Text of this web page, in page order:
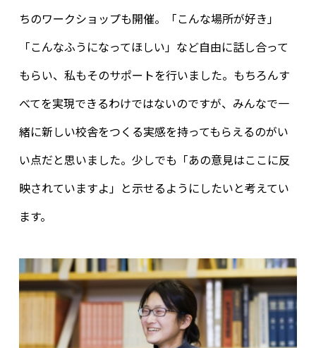
ちのワークショップも開催。「こんな場所が好き」
「こんなふうになってほしい」など自由に話し合って
もらい、私もそのサポートを行いました。もちろんす
べてを実現できるわけではないのですが、みんなで一
緒に新しい校舎をつくる実感を持ってもらえるのがい
い点だと思いました。少しでも「あの意見はここに反
映されていますよ」と示せるようにしたいと考えてい
ます。